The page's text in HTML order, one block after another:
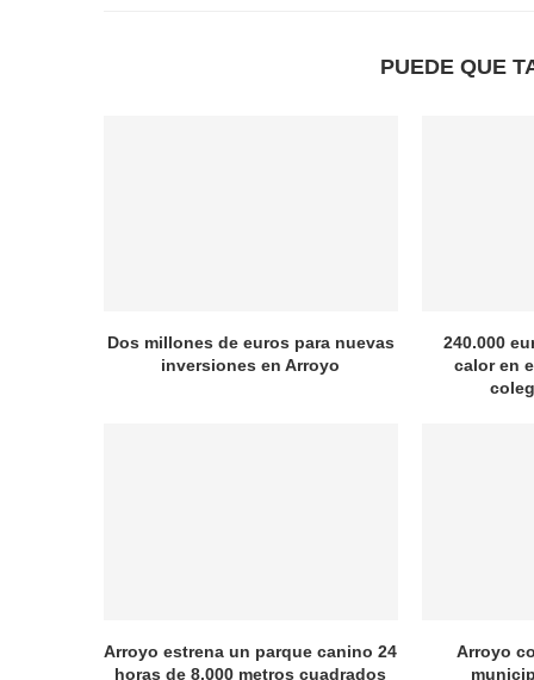
PUEDE QUE
Dos millones de euros para nuevas
inversiones en Arroyo
240.000
calor en
Arroyo estrena un parque canino 24
horas de 8.000 metros cuadrados
Arroyo